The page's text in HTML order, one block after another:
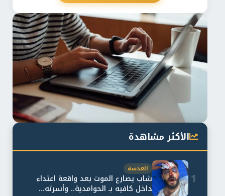
الأكثر مشاهدة
1
العدسة
شاب يصارع الموت بعد واقعة اعتداء
داخل كافيه بـ الحوامدية.. وأسرته...